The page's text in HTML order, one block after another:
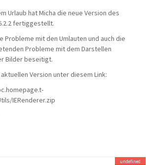
Urlaub hat Micha die neue Version des
fertiggestellt.
Probleme mit den Umlauten und auch die
Probleme mit dem Darstellen
Bilder beseitigt.
Version unter diesem Link:
IERenderer.zip
undefined